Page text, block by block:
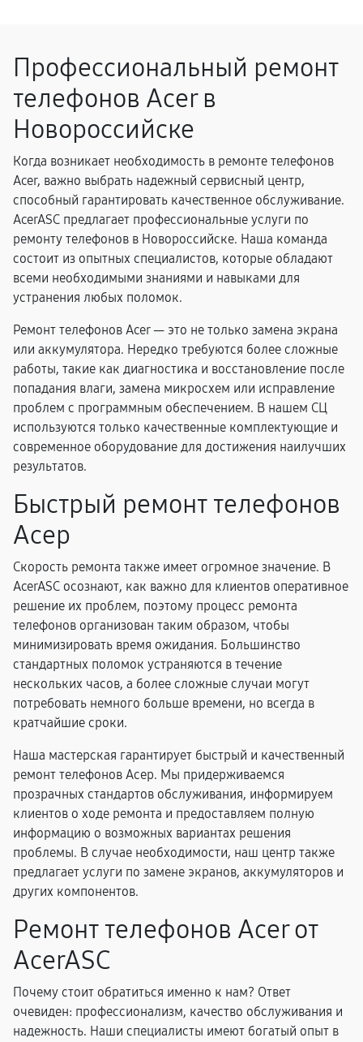
Профессиональный ремонт
телефонов Acer в
Новороссийске
Когда возникает необходимость в ремонте телефонов
Acer, важно выбрать надежный сервисный центр,
способный гарантировать качественное обслуживание.
AcerASC предлагает профессиональные услуги по
ремонту телефонов в Новороссийске. Наша команда
состоит из опытных специалистов, которые обладают
всеми необходимыми знаниями и навыками для
устранения любых поломок.
Ремонт телефонов Acer — это не только замена экрана
или аккумулятора. Нередко требуются более сложные
работы, такие как диагностика и восстановление после
попадания влаги, замена микросхем или исправление
проблем с программным обеспечением. В нашем СЦ
используются только качественные комплектующие и
современное оборудование для достижения наилучших
результатов.
Быстрый ремонт телефонов
Асер
Скорость ремонта также имеет огромное значение. В
AcerASC осознают, как важно для клиентов оперативное
решение их проблем, поэтому процесс ремонта
телефонов организован таким образом, чтобы
минимизировать время ожидания. Большинство
стандартных поломок устраняются в течение
нескольких часов, а более сложные случаи могут
потребовать немного больше времени, но всегда в
кратчайшие сроки.
Наша мастерская гарантирует быстрый и качественный
ремонт телефонов Асер. Мы придерживаемся
прозрачных стандартов обслуживания, информируем
клиентов о ходе ремонта и предоставляем полную
информацию о возможных вариантах решения
проблемы. В случае необходимости, наш центр также
предлагает услуги по замене экранов, аккумуляторов и
других компонентов.
Ремонт телефонов Acer от
AcerASC
Почему стоит обратиться именно к нам? Ответ
очевиден: профессионализм, качество обслуживания и
надежность. Наши специалисты имеют богатый опыт в